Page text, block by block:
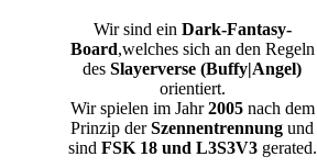
Wir sind ein Dark-Fantasy-
Board,welches sich an den Regeln
desSlayerverse (Buffy|Angel)
orientiert.
Wir spielen im Jahr2005 nach dem
Prinzip derSzennentrennung und
sind FSK 18 und L3S3V3 gerated.